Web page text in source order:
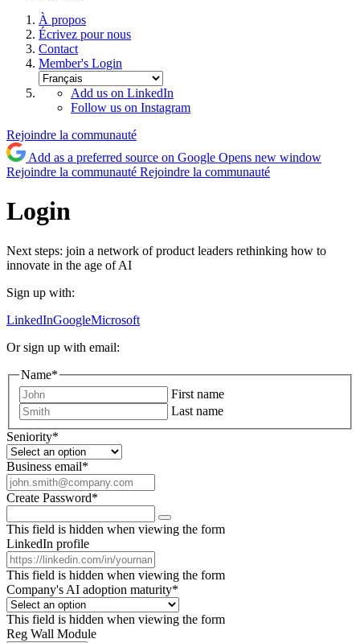
À propos
Écrivez pour nous
Contact
Member's Login
Add us on LinkedIn
Follow us on Instagram
Rejoindre la communauté
Add as a preferred source on Google Opens new window
Rejoindre la communauté Rejoindre la communauté
Login
Next steps: join a network of product leaders rethinking how to
innovate in the age of AI
Sign up with:
LinkedInGoogleMicrosoft
Or sign up with email:
Name*
First name
Last name
Seniority*
Business email*
Create Password*
This field is hidden when viewing the form
LinkedIn profile
This field is hidden when viewing the form
Company's AI adoption maturity*
This field is hidden when viewing the form
Reg Wall Module